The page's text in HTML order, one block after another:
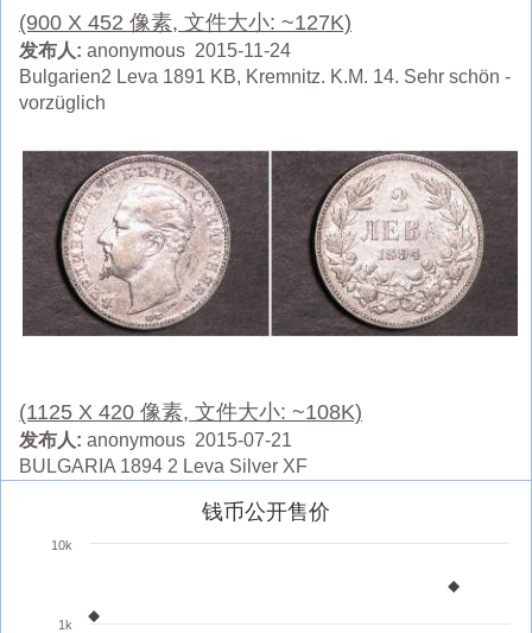
(900 X 452 像素, 文件大小: ~127K)
发布人: anonymous 2015-11-24
Bulgarien2 Leva 1891 KB, Kremnitz. K.M. 14. Sehr schön -
vorzüglich
(1125 X 420 像素, 文件大小: ~108K)
发布人: anonymous 2015-07-21
BULGARIA 1894 2 Leva Silver XF